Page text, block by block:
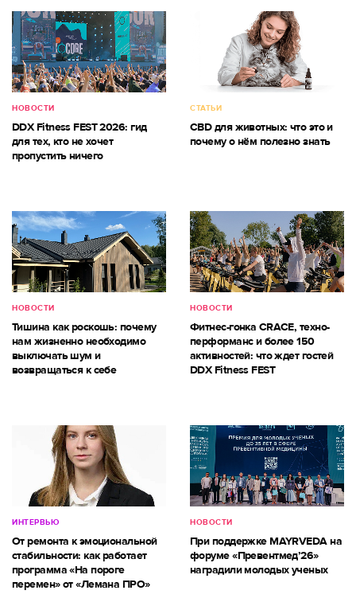
НОВОСТИ
DDX Fitness FEST 2026: гид
для тех, кто не хочет
пропустить ничего
СТАТЬИ
CBD для животных: что это и
почему о нём полезно знать
НОВОСТИ
Тишина как роскошь: почему
нам жизненно необходимо
выключать шум и
возвращаться к себе
НОВОСТИ
Фитнес-гонка CRACE, техно-
перформанс и более 150
активностей: что ждет гостей
DDX Fitness FEST
ИНТЕРВЬЮ
От ремонта к эмоциональной
стабильности: как работает
программа «На пороге
перемен» от «Лемана ПРО»
НОВОСТИ
При поддержке MAYRVEDA на
форуме «Превентмед’26»
наградили молодых ученых